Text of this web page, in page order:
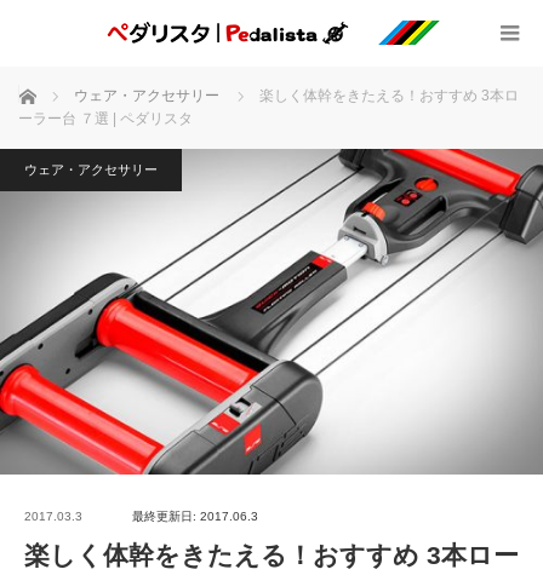
ホーム ウェア・アクセサリー
楽しく体幹をきたえる！おすすめ 3本ロ
ーラー台 ７選 | ペダリスタ
ウェア・アクセサリー
2017.03.3 最終更新日: 2017.06.3
楽しく体幹をきたえる！おすすめ 3本ロー